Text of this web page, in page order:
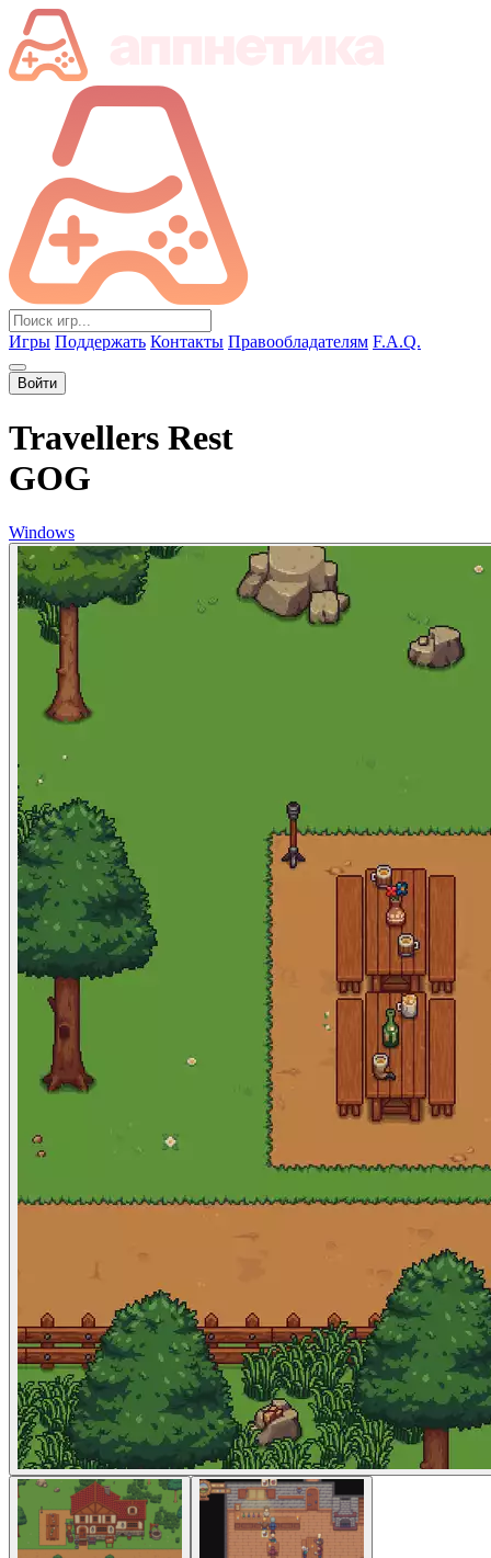
Игры Поддержать Контакты Правообладателям F.A.Q.
Войти
Travellers Rest
GOG
Windows